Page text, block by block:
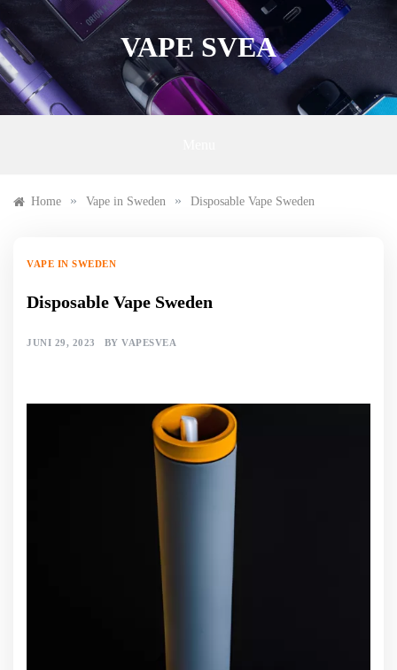
to
content
VAPE SVEA
Home » Vape in Sweden » Disposable Vape Sweden
VAPE IN SWEDEN
Disposable Vape Sweden
JUNI 29, 2023 BY VAPESVEA